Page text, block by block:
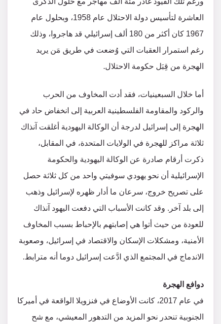
العاشرة لتأسيس دولة الاحتلال عام 1958، وبحلول عام
1967 كان أكثر من 180 ألف إسرائيلي قد هاجروا، وذلك
رغم استمرار العقبات التي وُضعت في طريق مَن يريد
الهجرة من قِبَل حكومة الاحتلال.
أما خلال السبعينيات، فقد أدت المخاوف من الحرب
والركود والمقاومة الفلسطينية العربية إلى انخفاض حاد في
الهجرة إلى إسرائيل لدرجة أن الوكالة اليهودية أغلقت آنذاك
ثلاثة مراكز للهجرة في الولايات المتحدة، في المقابل،
ذكرت أرقام صادرة عن الوكالة اليهودية والحكومة
الإسرائيلية أن نحو يهودي سوفيتي واحد من كل ثلاثة حصل
على تصريح خروج، سرعان ما أدار ظهره لإسرائيل وذهب
إلى بلد آخر. وقد كانت الأسباب التي دفعت اليهود آنذاك
للعودة من حيث أتوا هي إصابتهم بالإحباط بسبب المخاوف
الأمنية، ومشكلات الإسكان والاقتصاد في إسرائيل، وصعوبة
الاندماج في المجتمع الذي ادَّعت إسرائيل دوما أنه مترابط.
دوافع الهجرة
في عام 2017، كانت الأوضاع في فنزويلا الواقعة في أميركا
الجنوبية تنحدر نحو المزيد من التدهور المعيشي، مع شح